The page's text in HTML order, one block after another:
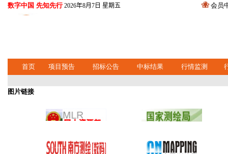
数字中国 先知先行 2026年8月7日 星期五 会员
首页 项目预告 招标公告 中标结果 行情监测
图片链接